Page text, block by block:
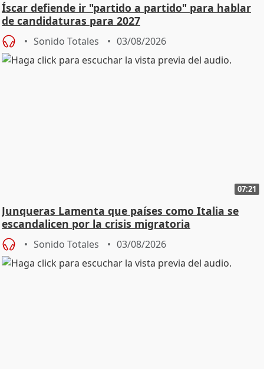
Íscar defiende ir "partido a partido" para hablar
de candidaturas para 2027
Sonido Totales 03/08/2026
07:21
Junqueras Lamenta que países como Italia se
escandalicen por la crisis migratoria
Sonido Totales 03/08/2026